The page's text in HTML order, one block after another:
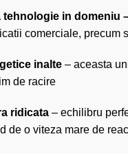
tehnologie in domeniu
comerciale, precum
inalte – aceasta
de racire
ridicata – echilibru
de o viteza mare de